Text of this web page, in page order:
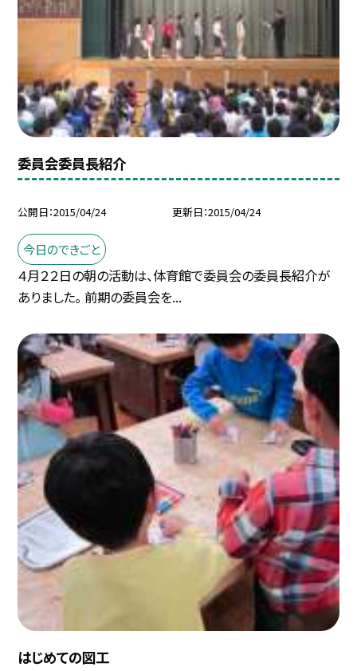
委員会委員長紹介
公開日 2015/04/24 更新日 2015/04/24
今日のできごと
４月２２日の朝の活動は、体育館で委員会の委員長紹介が
ありました。 前期の委員会を...
はじめての図工